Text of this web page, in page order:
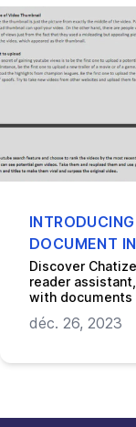
DOCUMENT
Discover
reader
with documents
déc. 26, 2023